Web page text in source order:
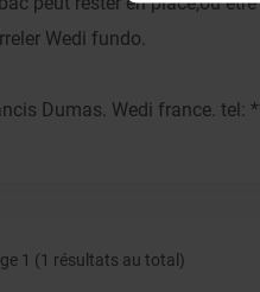
Wedi fundo.
Dumas. Wedi france. tel:
1 (1 résultats au total)